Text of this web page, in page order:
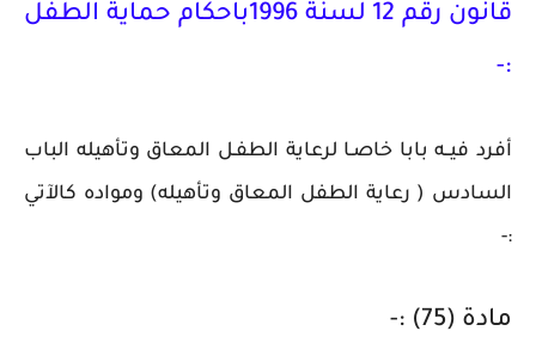
قانون رقم 12 لسنة 1996باحكام حماية الطفل
:-
أفرد فيــه بابا خاصـا لرعاية الطفـل المعاق وتأهيله الباب
السادس ( رعاية الطفل المعاق وتأهيله) ومواده كالآتي
:-
مادة (75) :-